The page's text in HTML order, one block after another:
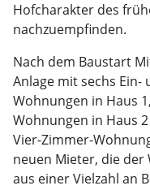
Hofcharakter des
nachzuempfinden.
Nach dem Baustart
Anlage mit sechs
Wohnungen in Haus
Wohnungen in Haus
Vier-Zimmer-
neuen Mieter, die der
aus einer Vielzahl an